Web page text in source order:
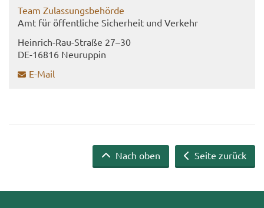
Team Zu­las­sungs­be­hör­de
Amt für öf­fent­li­che Si­cher­heit und Ver­kehr
Heinrich-​Rau-Straße 27–30
DE-​16816 Neu­rup­pin
E-​Mail
Seite zurück
Nach oben